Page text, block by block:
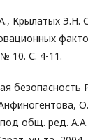
Крылатых Э.Н.
10. С. 4-11.
безопасность
общ. ред.